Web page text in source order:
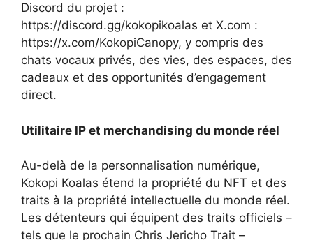
Discord du projet :
https://discord.gg/kokopikoalas et X.com :
https://x.com/KokopiCanopy, y compris des
chats vocaux privés, des vies, des espaces, des
cadeaux et des opportunités d’engagement
direct.
Utilitaire IP et merchandising du monde réel
Au-delà de la personnalisation numérique,
Kokopi Koalas étend la propriété du NFT et des
traits à la propriété intellectuelle du monde réel.
Les détenteurs qui équipent des traits officiels –
tels que le prochain Chris Jericho Trait –